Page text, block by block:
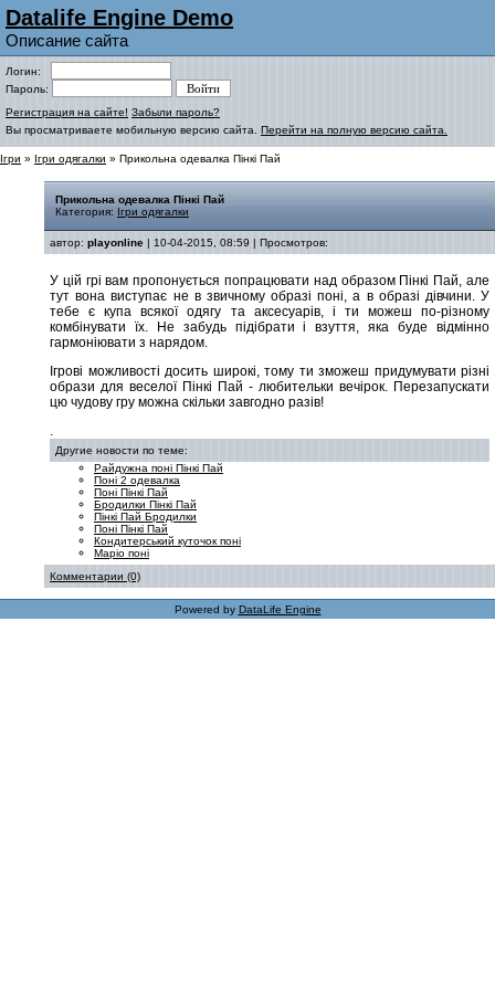
Datalife Engine Demo
Описание сайта
Логин:
Пароль:
Регистрация на сайте! Забыли пароль?
Вы просматриваете мобильную версию сайта. Перейти на полную версию сайта.
Ігри » Ігри одягалки » Прикольна одевалка Пінкі Пай
Прикольна одевалка Пінкі Пай
Категория: Ігри одягалки
автор: playonline | 10-04-2015, 08:59 | Просмотров:
У цій грі вам пропонується попрацювати над образом Пінкі Пай, але
тут вона виступає не в звичному образі поні, а в образі дівчини. У
тебе є купа всякої одягу та аксесуарів, і ти можеш по-різному
комбінувати їх. Не забудь підібрати і взуття, яка буде відмінно
гармоніювати з нарядом.
Ігрові можливості досить широкі, тому ти зможеш придумувати різні
образи для веселої Пінкі Пай - любительки вечірок. Перезапускати
цю чудову гру можна скільки завгодно разів!
.
Другие новости по теме:
Райдужна поні Пінкі Пай
Поні 2 одевалка
Поні Пінкі Пай
Бродилки Пінкі Пай
Пінкі Пай Бродилки
Поні Пінкі Пай
Кондитерський куточок поні
Маріо поні
Комментарии (0)
Powered by DataLife Engine